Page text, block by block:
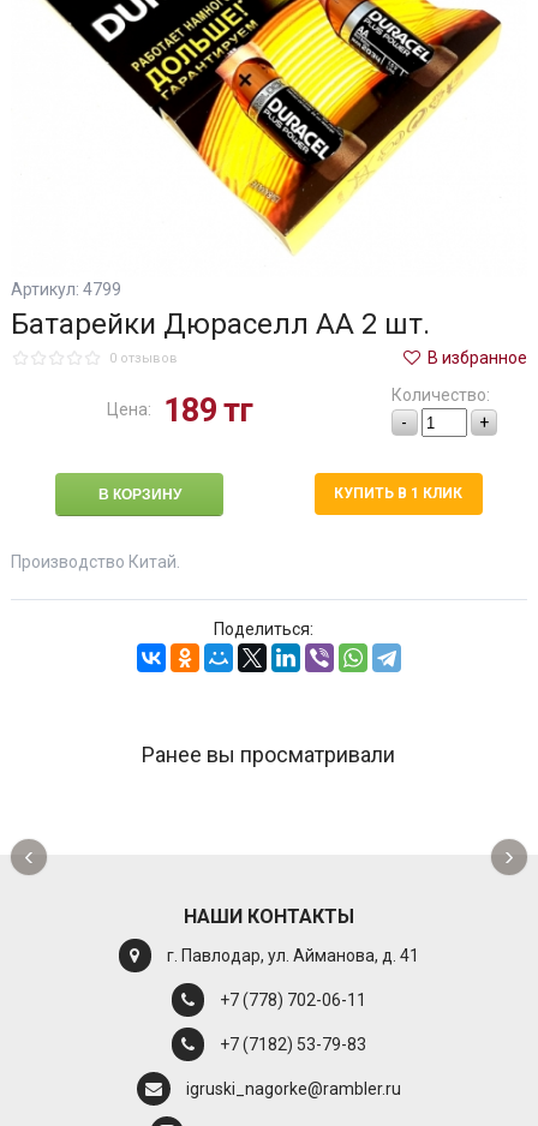
Артикул: 4799
Батарейки Дюраселл АА 2 шт.
0 отзывов В избранное
Цена: 189тг
Количество:
-
+
КУПИТЬ В 1 КЛИК
Производство Китай.
Поделиться:
Ранее вы просматривали
‹ ›
НАШИ КОНТАКТЫ
г. Павлодар, ул. Айманова, д. 41
+7 (778) 702-06-11
+7 (7182) 53-79-83
igruski_nagorke@rambler.ru